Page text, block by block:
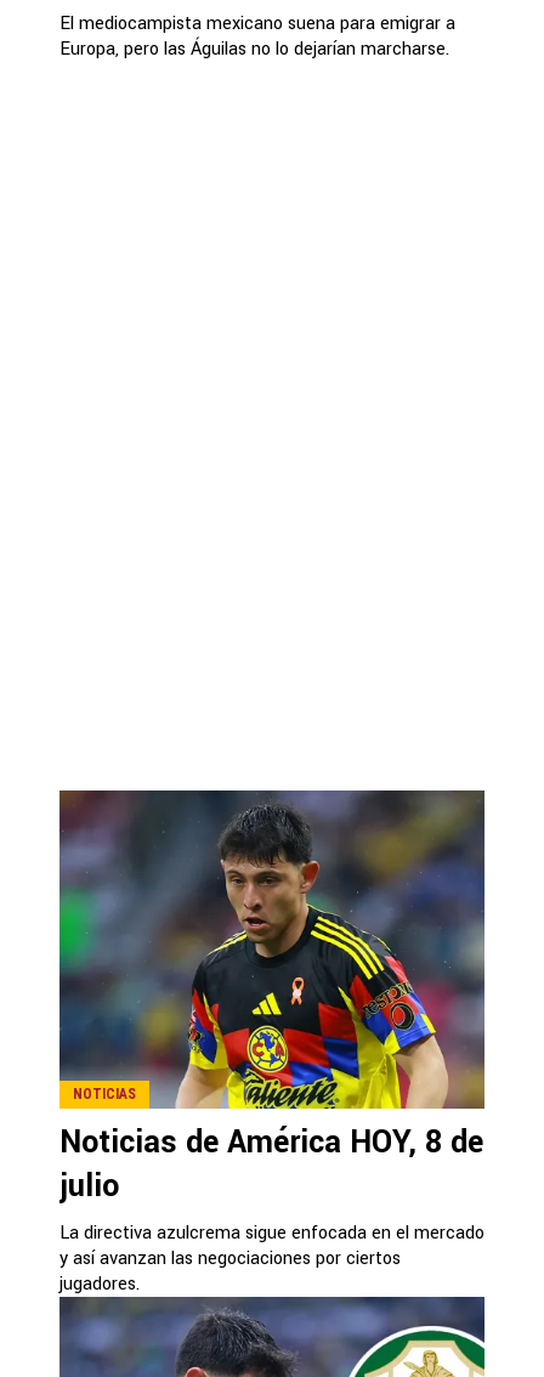
El mediocampista mexicano suena para emigrar a
Europa, pero las Águilas no lo dejarían marcharse.
NOTICIAS
Noticias de América HOY, 8 de
julio
La directiva azulcrema sigue enfocada en el mercado
y así avanzan las negociaciones por ciertos
jugadores.